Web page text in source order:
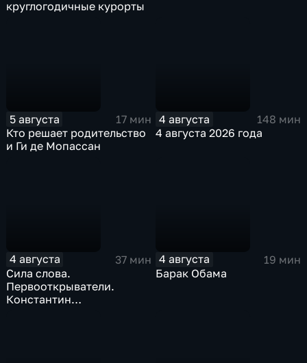
круглогодичные курорты
5 августа
17 мин
Кто решает родительство
и Ги де Мопассан
4 августа
148 мин
4 августа 2026 года
4 августа
37 мин
Сила слова.
Первооткрыватели.
Константин
4 августа
19 мин
Барак Обама